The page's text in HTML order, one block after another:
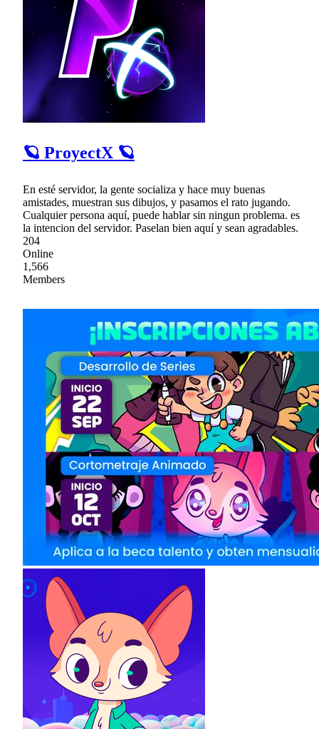
🪐 ProyectX 🪐
En esté servidor, la gente socializa y hace muy buenas
amistades, muestran sus dibujos, y pasamos el rato jugando.
Cualquier persona aquí, puede hablar sin ningun problema. es
la intencion del servidor. Paselan bien aquí y sean agradables.
204
Online
1,566
Members